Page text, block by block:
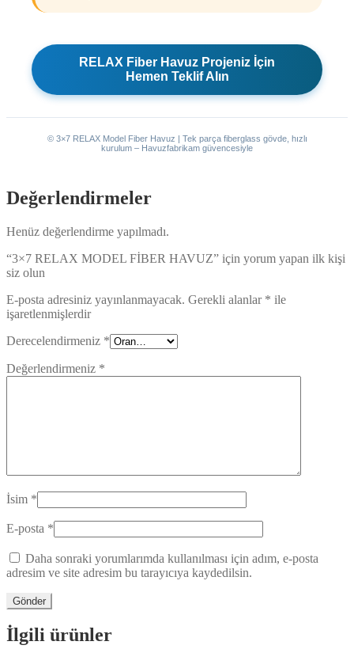
RELAX Fiber Havuz Projeniz İçin
Hemen Teklif Alın
© 3×7 RELAX Model Fiber Havuz | Tek parça fiberglass gövde, hızlı
kurulum – Havuzfabrikam güvencesiyle
Değerlendirmeler
Henüz değerlendirme yapılmadı.
“3×7 RELAX MODEL FİBER HAVUZ” için yorum yapan ilk kişi
siz olun
E-posta adresiniz yayınlanmayacak. Gerekli alanlar * ile
işaretlenmişlerdir
Derecelendirmeniz *
Değerlendirmeniz *
İsim *
E-posta *
Daha sonraki yorumlarımda kullanılması için adım, e-posta
adresim ve site adresim bu tarayıcıya kaydedilsin.
İlgili ürünler